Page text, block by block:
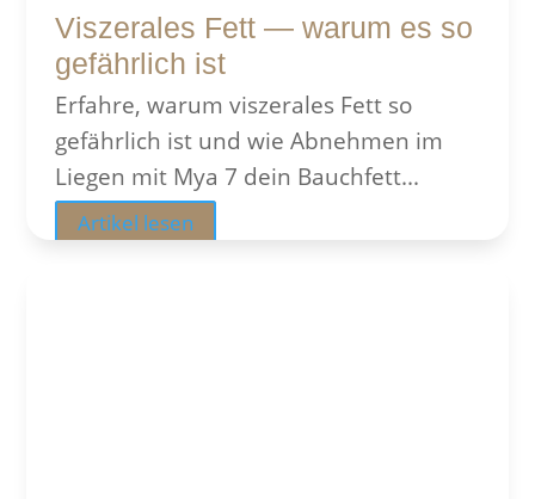
Viszerales Fett — warum es so
gefährlich ist
Erfahre, warum viszerales Fett so
gefährlich ist und wie Abnehmen im
Liegen mit Mya 7 dein Bauchfett...
Artikel lesen